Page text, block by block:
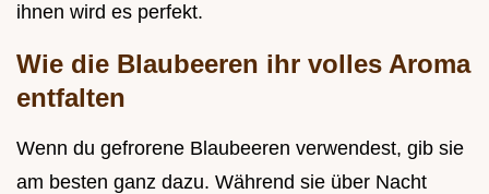
ihnen wird es perfekt.
Wie die Blaubeeren ihr volles Aroma
entfalten
Wenn du gefrorene Blaubeeren verwendest, gib sie
am besten ganz dazu. Während sie über Nacht